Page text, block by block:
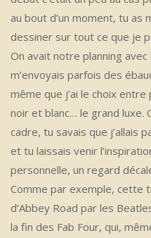
au bout d’un moment, tu as
dessiner sur tout ce que je
On avait notre planning
m’envoyais parfois des
même que j’ai le choix
noir et blanc… le grand luxe.
cadre, tu savais que j’allais
et tu laissais venir
personnelle, un regard
Comme par exemple, cette
d’Abbey Road par les
la fin des Fab Four, qui,